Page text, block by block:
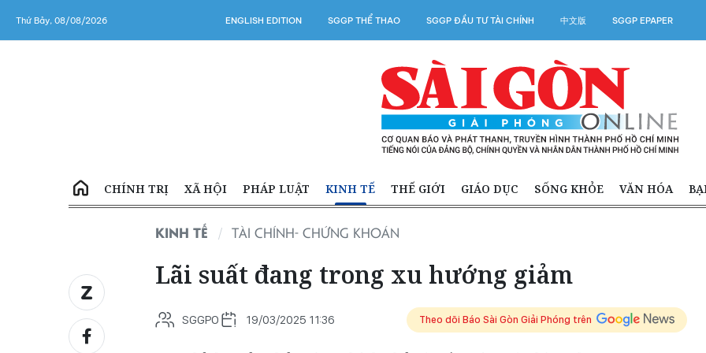
Thứ Bảy, 08/08/2026 ENGLISH EDITION SGGP THỂ THAO SGGP ĐẦU TƯ TÀI CHÍNH 中文版 SGGP EPAPER
CHÍNH TRỊ XÃ HỘI PHÁP LUẬT KINH TẾ THẾ GIỚI GIÁO DỤC SỐNG KHỎE VĂN HÓA
KINH TẾ TÀI CHÍNH- CHỨNG KHOÁN
Lãi suất đang trong xu hướng giảm
SGGPO 19/03/2025 11:36 Theo dõi Báo Sài Gòn Giải Phóng trên